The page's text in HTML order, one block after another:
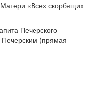
«Всех скорбящих
Печерского -
(прямая